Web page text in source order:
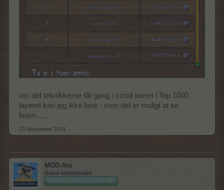
om det teknikkerne får gang i scroll baren i Top 1000
layeret kan jeg ikke love - men det er muligt at se
listen.....
23 November 2014
MOD-Ara
Board Administrator
Team Farmerama DA & NO